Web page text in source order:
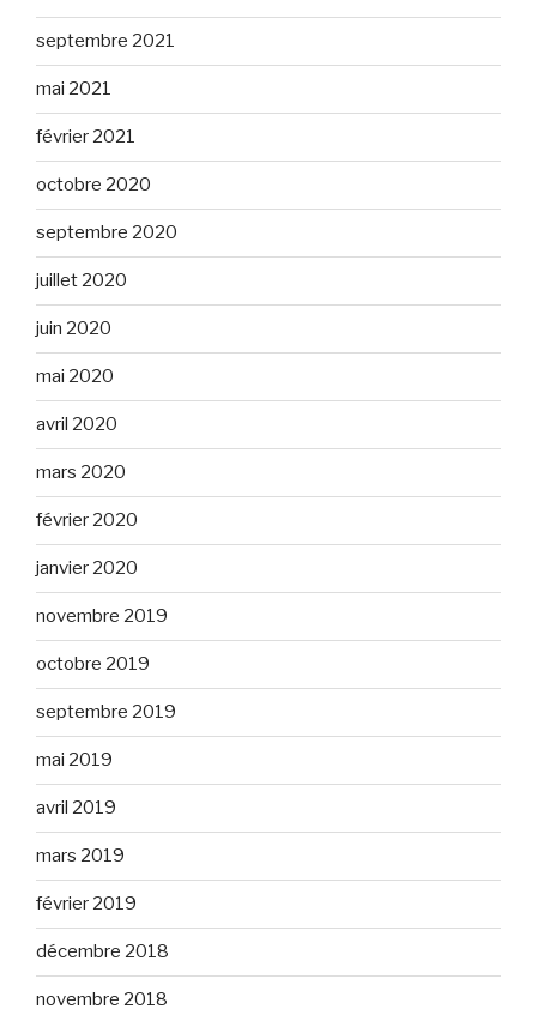
septembre 2021
mai 2021
février 2021
octobre 2020
septembre 2020
juillet 2020
juin 2020
mai 2020
avril 2020
mars 2020
février 2020
janvier 2020
novembre 2019
octobre 2019
septembre 2019
mai 2019
avril 2019
mars 2019
février 2019
décembre 2018
novembre 2018